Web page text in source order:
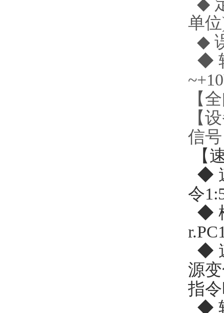
单
◆
◆
【
【
信号
【
◆
令
◆
◆
源
指
◆